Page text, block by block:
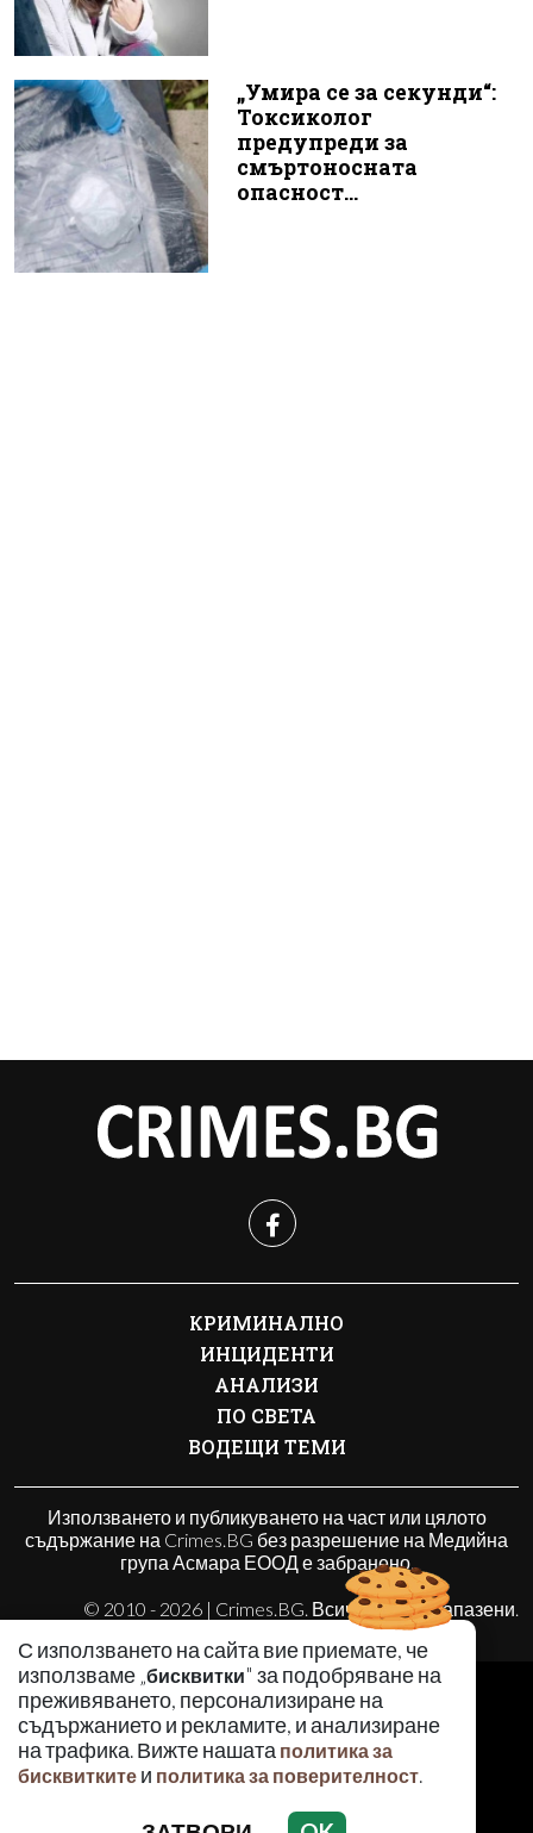
„Умира се за секунди“:
Токсиколог
предупреди за
смъртоносната
опасност...
С използването на сайта вие приемате, че
използваме „бисквитки" за подобряване на
преживяването, персонализиране на
съдържанието и рекламите, и анализиране
на трафика. Вижте нашата политика за
бисквитките и политика за поверителност.
КРИМИНАЛНО
ИНЦИДЕНТИ
АНАЛИЗИ
ПО СВЕТА
ВОДЕЩИ ТЕМИ
Използването и публикуването на част или цялото
съдържание на Crimes.BG без разрешение на Медийна
група Асмара ЕООД е забранено.
© 2010 - 2026 | Crimes.BG. Всички права запазени.
РЕКЛАМА
КОНТАКТИ
ОБЩИ УСЛОВИЯ
ПОЛИТИКА ЗА ПОВЕРИТЕЛНОСТ
ПОЛИТИКА ЗА БИСКВИТКИТЕ